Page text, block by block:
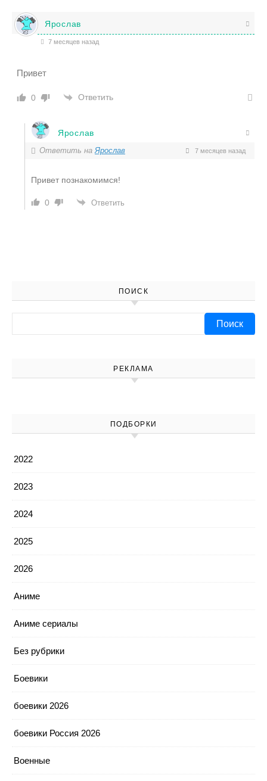
Ярослав
7 месяцев назад
Привет
0 Ответить
Ярослав
Ответить наЯрослав 7 месяцев назад
Привет познакомимся!
0 Ответить
ПОИСК
РЕКЛАМА
ПОДБОРКИ
2022
2023
2024
2025
2026
Аниме
Аниме сериалы
Без рубрики
Боевики
боевики 2026
боевики Россия 2026
Военные